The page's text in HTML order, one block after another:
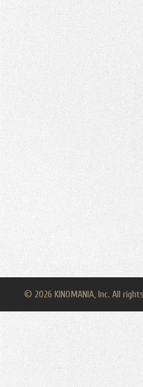
© 2026 KINOMANIA, Inc. All